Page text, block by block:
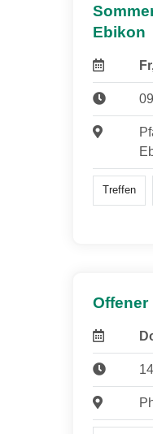
Ebikon
Treffen
Offener